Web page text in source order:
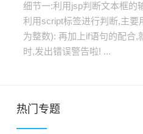
细节一:利用jsp判断文本框的
利用script标签进行判断,主要
为整数): 再加上if语句的配合,
时,发出错误警告啦! ...
热门专题